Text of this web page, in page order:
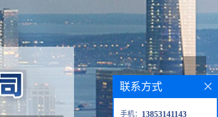
联系方式
手机： 13853141143